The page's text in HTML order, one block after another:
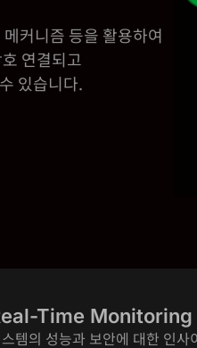
커니즘 등을 활용하여
연결되고
있습니다.
Time Monitoring
템의 성능과 보안에 대한 인사